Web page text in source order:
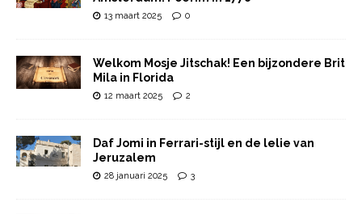
13 maart 2025 0
Welkom Mosje Jitschak! Een bijzondere Brit
Mila in Florida
12 maart 2025 2
Daf Jomi in Ferrari-stijl en de lelie van
Jeruzalem
28 januari 2025 3